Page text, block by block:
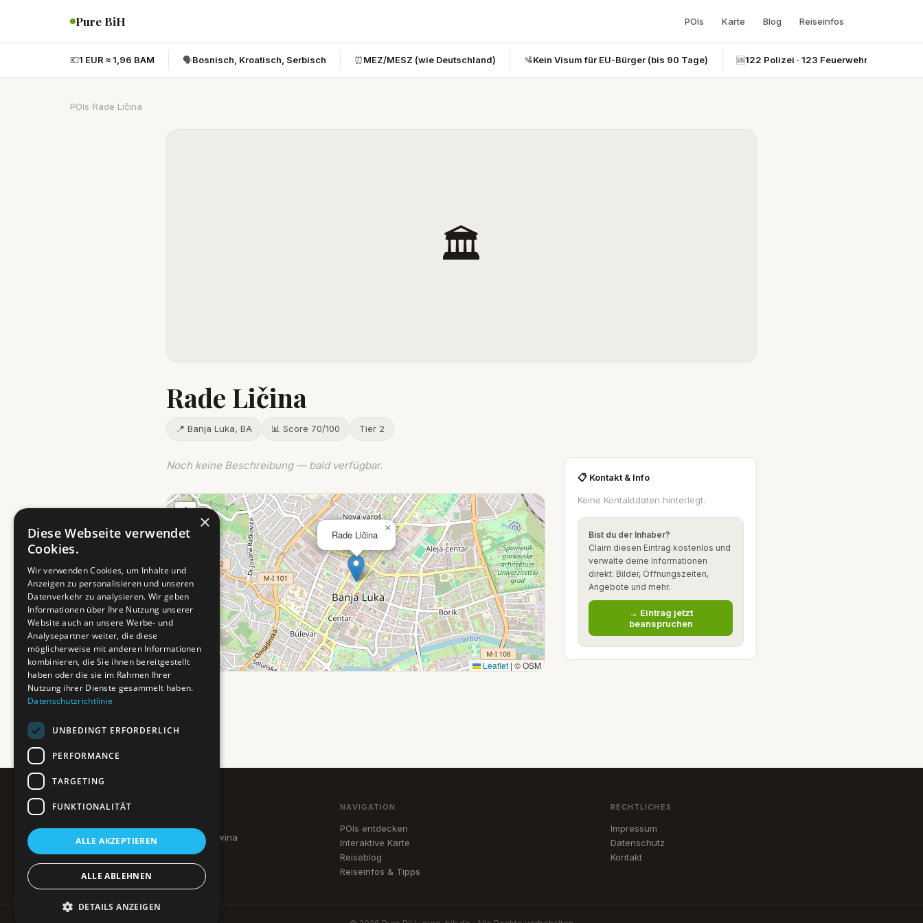
Pure BiH POIs Karte Blog Reiseinfos
💶1 EUR ≈ 1,96 BAM 🗣️Bosnisch, Kroatisch, Serbisch ⏰MEZ/MESZ (wie Deutschland) 🛂Kein Visum für EU-Bürger (bis 90 Tage) 🆘122 Polizei · 123 Feuerwehr · 124
POIs Rade Ličina
🏛️
Rade Ličina
📍 Banja Luka, BA 📊 Score 70/100 Tier 2
Noch keine Beschreibung — bald verfügbar.
Rade Ličina
×
+
−
Leaflet|© OSM
📋 Kontakt & Info
Keine Kontaktdaten hinterlegt.
Bist du der Inhaber?
Claim diesen Eintrag kostenlos und
verwalte deine Informationen
direkt: Bilder, Öffnungszeiten,
Angebote und mehr.
→ Eintrag jetzt
beanspruchen
Pure BiH
Authentisches Bosnien & Herzegowina
Ein Teil des BTP Reise-Netzwerks.
NAVIGATION
POIs entdecken
Interaktive Karte
Reiseblog
Reiseinfos & Tipps
RECHTLICHES
Impressum
Datenschutz
Kontakt
×
Diese Webseite verwendet
Cookies.
Wir verwenden Cookies, um Inhalte und
Anzeigen zu personalisieren und unseren
Datenverkehr zu analysieren. Wir geben
Informationen über Ihre Nutzung unserer
Website auch an unsere Werbe- und
Analysepartner weiter, die diese
möglicherweise mit anderen Informationen
kombinieren, die Sie ihnen bereitgestellt
haben oder die sie im Rahmen Ihrer
Nutzung ihrer Dienste gesammelt haben.
Datenschutzrichtlinie
UNBEDINGT ERFORDERLICH
PERFORMANCE
TARGETING
FUNKTIONALITÄT
ALLE AKZEPTIEREN
ALLE ABLEHNEN
DETAILS ANZEIGEN